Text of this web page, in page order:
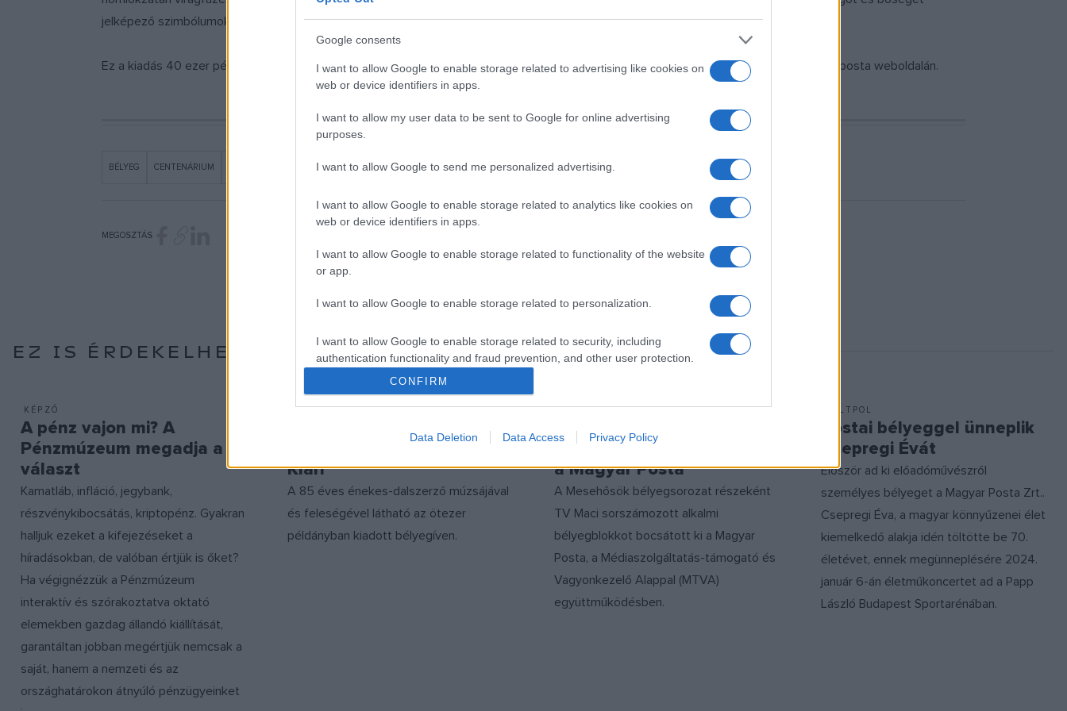
Google consents
I want to allow Google to enable storage related to advertising like cookies on
web or device identifiers in apps.
I want to allow my user data to be sent to Google for online advertising
purposes.
I want to allow Google to send me personalized advertising.
I want to allow Google to enable storage related to analytics like cookies on
web or device identifiers in apps.
I want to allow Google to enable storage related to functionality of the website
or app.
I want to allow Google to enable storage related to personalization.
I want to allow Google to enable storage related to security, including
authentication functionality and fraud prevention, and other user protection.
CONFIRM
Data Deletion Data Access Privacy Policy
jelképező szimbólumokkal, bőségkosárral és búzakévével.
Ez a kiadás 40 ezer példányban készült el, és hétfőtől elérhető a Filapostán, továbbá filatéliai szakszolgálatokon, egyes postákon és a posta weboldalán.
BÉLYEG CENTENÁRIUM HÍREK MAGYAR NEMZETI BANK MAGYAR PÉNZMÚZEUM ÉS LÁTOGATÓKÖZPONT MAGYAR POSTA ZRT.
MEGOSZTÁS
EZ IS ÉRDEKELHETI
KÉPZŐ
A pénz vajon mi? A
Pénzmúzeum megadja a
választ
Kamatláb, infláció, jegybank,
részvénykibocsátás, kriptopénz. Gyakran
halljuk ezeket a kifejezéseket a
híradásokban, de valóban értjük is őket?
Ha végignézzük a Pénzmúzeum
interaktív és szórakoztatva oktató
elemekben gazdag állandó kiállítását,
garantáltan jobban megértjük nemcsak a
saját, hanem a nemzeti és az
országhatárokon átnyúló pénzügyeinket
MŰVÉSZET
Saját bélyeget kapott
Klári
A 85 éves énekes-dalszerző múzsájával
és feleségével látható az ötezer
példányban kiadott bélyegíven.
EGYÉB
A TV Macit ábrázoló
bélyegblokkot bocsátott ki
a Magyar Posta
A Mesehősök bélyegsorozat részeként
TV Maci sorszámozott alkalmi
bélyegblokkot bocsátott ki a Magyar
Posta, a Médiaszolgáltatás-támogató és
Vagyonkezelő Alappal (MTVA)
együttműködésben.
KULTPOL
Postai bélyeggel ünneplik
Csepregi Évát
Először ad ki előadóművészről
személyes bélyeget a Magyar Posta Zrt..
Csepregi Éva, a magyar könnyűzenei élet
kiemelkedő alakja idén töltötte be 70.
életévet, ennek megünneplésére 2024.
január 6-án életműkoncertet ad a Papp
László Budapest Sportarénában.